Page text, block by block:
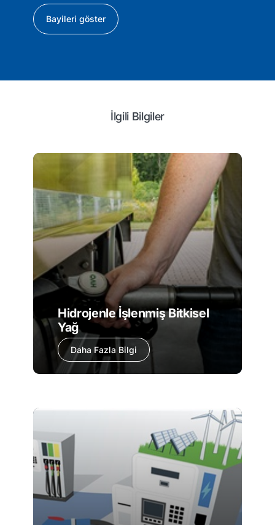
Bayileri göster
İlgili Bilgiler
Hidrojenle İşlenmiş Bitkisel
Yağ
Daha Fazla Bilgi